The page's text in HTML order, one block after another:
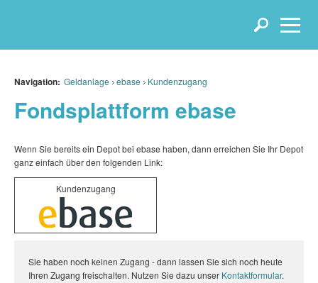
Navigation: Geldanlage ebase Kundenzugang
Fondsplattform ebase
Wenn Sie bereits ein Depot bei ebase haben, dann erreichen Sie Ihr Depot
ganz einfach über den folgenden Link:
Kundenzugang
Sie haben noch keinen Zugang - dann lassen Sie sich noch heute
Ihren Zugang freischalten. Nutzen Sie dazu unser Kontaktformular.